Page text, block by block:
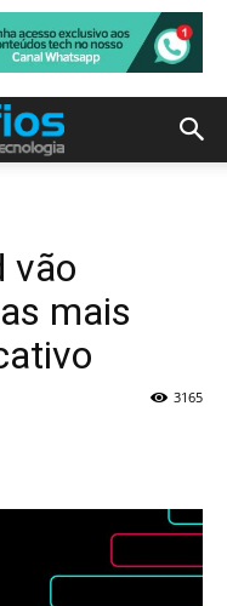
vão
mais
3165